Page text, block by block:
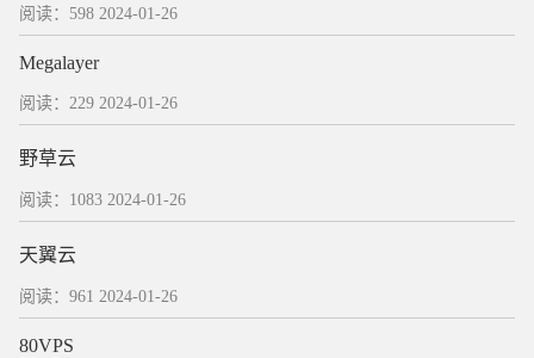
阅读：598 2024-01-26
Megalayer
阅读：229 2024-01-26
野草云
阅读：1083 2024-01-26
天翼云
阅读：961 2024-01-26
80VPS